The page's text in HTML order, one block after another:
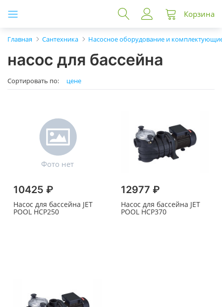
Корзина
Главная Сантехника Насосное оборудование и
насос для бассейна
Сортировать по: цене
10425 ₽
Насос для бассейна JET
POOL HCP250
12977 ₽
Насос для бассейна JET
POOL HCP370